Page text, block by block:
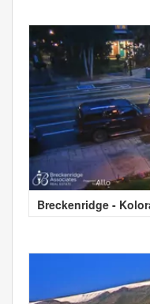
Breckenridge -